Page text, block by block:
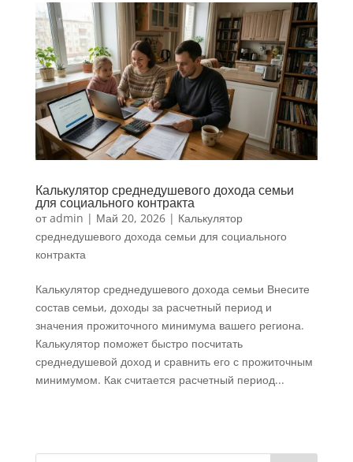
Калькулятор среднедушевого дохода семьи
для социального контракта
отadmin | Май 20, 2026| Калькулятор
среднедушевого дохода семьи для социального
контракта
Калькулятор среднедушевого дохода семьи Внесите
состав семьи, доходы за расчетный период и
значения прожиточного минимума вашего региона.
Калькулятор поможет быстро посчитать
среднедушевой доход и сравнить его с прожиточным
минимумом. Как считается расчетный период...